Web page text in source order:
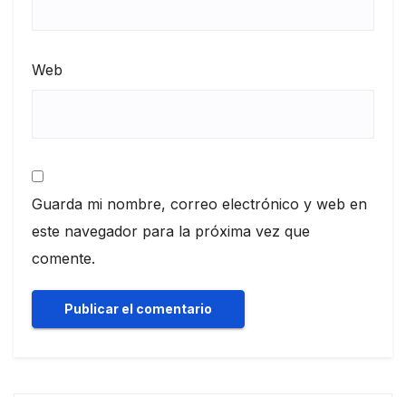
Web
Guarda mi nombre, correo electrónico y web en
este navegador para la próxima vez que
comente.